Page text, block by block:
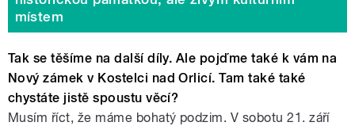
místem
Tak se těšíme na další díly. Ale pojďme také k vám na
Nový zámek v Kostelci nad Orlicí. Tam také také
chystáte jistě spoustu věcí?
Musím říct, že máme bohatý podzim. V sobotu 21. září